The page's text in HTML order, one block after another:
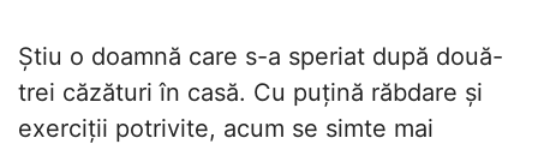
Știu o doamnă care s-a speriat după două-
trei căzături în casă. Cu puțină răbdare și
exerciții potrivite, acum se simte mai